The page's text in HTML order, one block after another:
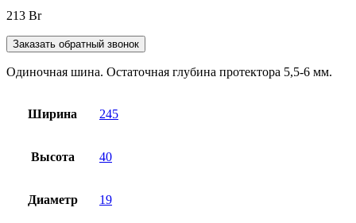
213 Br
Заказать обратный звонок
Одиночная шина. Остаточная глубина протектора 5,5-6 мм.
Ширина 245
Высота 40
Диаметр 19